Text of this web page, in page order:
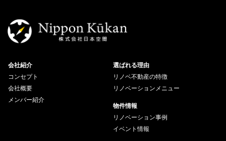
会社紹介
コンセプト
会社概要
メンバー紹介
選ばれる理由
リノベ不動産の特徴
リノベーションメニュー
物件情報
リノベーション事例
イベント情報